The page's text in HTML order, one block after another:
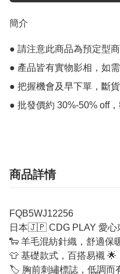
簡介
● 請注意此商品為預定型
● 產品皆有實物影相，如
● 把握機會及早下單，斷
商品詳情
FQB5WJ12256
日本🇯🇵 CDG PLAY 愛心
🐑 羊毛混紡針織，舒適保
👕 基礎款式，百搭易襯 🌟
🏷️ 胸前刺繡標誌，低調而